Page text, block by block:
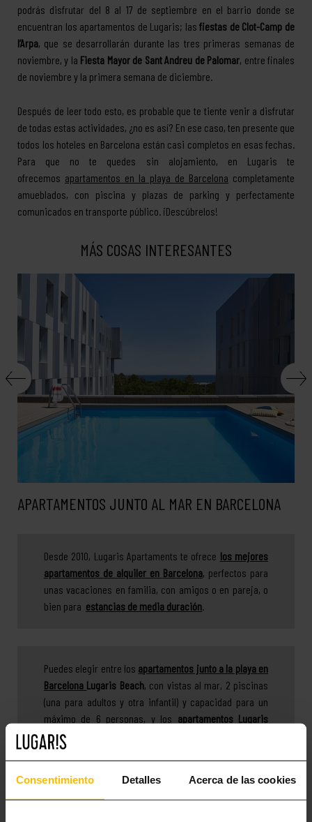
Consentimiento Detalles Acerca de las cookies
podrás disfrutar del 8 al 17 de septiembre en el barrio donde se
encuentran los apartamentos de Lugaris; lasfiestas de Clot-Camp de
l’Arpa, que se desarrollarán durante las tres primeras semanas de
noviembre, y la Fiesta Mayor de Sant Andreu de Palomar, entre finales
de noviembre y la primera semana de diciembre.
Después de leer todo esto, es probable que te tiente venir a disfrutar
de todas estas actividades, ¿no es así? En ese caso, ten presente que
todos los hoteles en Barcelona están casi completos en esas fechas.
Para que no te quedes sin alojamiento, en Lugaris te
ofrecemos apartamentos en la playa de Barcelona completamente
amueblados, con piscina y plazas de parking y perfectamente
comunicados en transporte público. ¡Descúbrelos!
MÁS COSAS INTERESANTES
APARTAMENTOS JUNTO AL MAR EN BARCELONA
Desde 2010, Lugaris Apartaments te ofrece los mejores
apartamentos de alquiler en Barcelona, perfectos para
unas vacaciones en familia, con amigos o en pareja, o
bien para estancias de media duración.
Puedes elegir entre los apartamentos junto a la playa en
Barcelona Lugaris Beach, con vistas al mar, 2 piscinas
(una para adultos y otra infantil) y capacidad para un
máximo de 6 personas, y los apartamentos Lugaris
Rambla
300 m de la playa de Bogatell, con balcón o terraza de
de hasta 5 personas. Todos nuestros apartamentos de
lujo en Barcelona están climatizados y equipados todos